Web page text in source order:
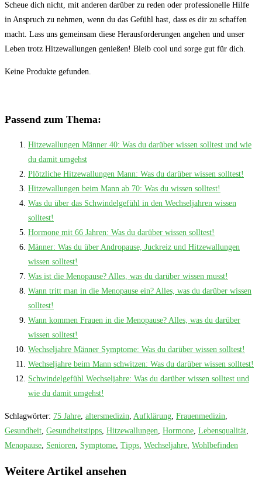
Scheue dich nicht, ⁤mit anderen darüber zu reden oder professionelle Hilfe
in Anspruch ​zu ‌nehmen, wenn du das Gefühl hast, dass es dir zu schaffen
macht. Lass uns gemeinsam diese Herausforderungen angehen und⁢ unser
Leben⁢ trotz Hitzewallungen genießen! Bleib cool und sorge⁤ gut für ‌dich.
Keine Produkte gefunden.
Passend zum Thema:
Hitzewallungen Männer 40: Was du darüber wissen solltest und wie
du damit umgehst
Plötzliche Hitzewallungen Mann: Was du darüber wissen solltest!
Hitzewallungen beim Mann ab 70: Was du wissen solltest!
Was du über das Schwindelgefühl in den Wechseljahren wissen
solltest!
Hormone mit 66 Jahren: Was du darüber wissen solltest!
Männer: Was du über Andropause, Juckreiz und Hitzewallungen
wissen solltest!
Was ist die Menopause? Alles, was du darüber wissen musst!
Wann tritt man in die Menopause ein? Alles, was du darüber wissen
solltest!
Wann kommen Frauen in die Menopause? Alles, was du darüber
wissen solltest!
Wechseljahre Männer Symptome: Was du darüber wissen solltest!
Wechseljahre beim Mann schwitzen: Was du darüber wissen solltest!
Schwindelgefühl Wechseljahre: Was du darüber wissen solltest und
wie du damit umgehst!
Schlagwörter: 75 Jahre, altersmedizin, Aufklärung, Frauenmedizin,
Gesundheit, Gesundheitstipps, Hitzewallungen, Hormone, Lebensqualität,
Menopause, Senioren, Symptome, Tipps, Wechseljahre, Wohlbefinden
Weitere Artikel ansehen